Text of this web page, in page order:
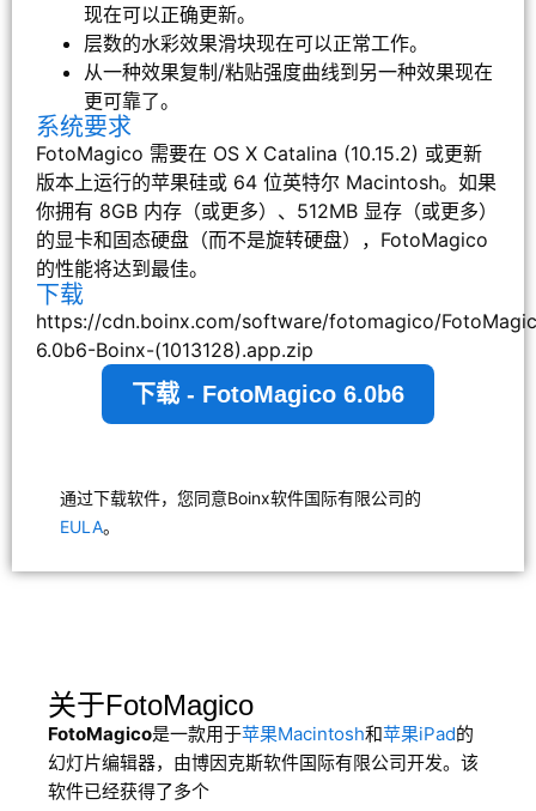
现在可以正确更新。
层数的水彩效果滑块现在可以正常工作。
从一种效果复制/粘贴强度曲线到另一种效果现在
更可靠了。
系统要求
FotoMagico 需要在 OS X Catalina (10.15.2) 或更新
版本上运行的苹果硅或 64 位英特尔 Macintosh。如果
你拥有 8GB 内存（或更多）、512MB 显存（或更多）
的显卡和固态硬盘（而不是旋转硬盘），FotoMagico
的性能将达到最佳。
下载
https://cdn.boinx.com/software/fotomagico/
6.0b6-Boinx-(1013128).app.zip
下载 - FotoMagico 6.0b6
通过下载软件，您同意Boinx软件国际有限公司的
EULA。
关于FotoMagico
FotoMagico是一款用于苹果Macintosh和苹果iPad的
幻灯片编辑器，由博因克斯软件国际有限公司开发。该
软件已经获得了多个